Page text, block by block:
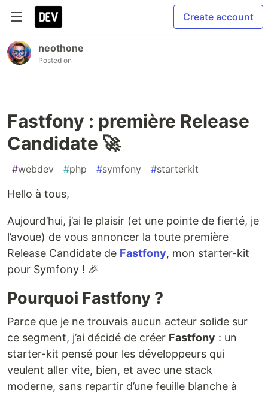
Create account
neothone
Posted on
Fastfony : première Release
Candidate 🚀
#webdev #php #symfony #starterkit
Hello à tous,
Aujourd’hui, j’ai le plaisir (et une pointe de fierté, je
l’avoue) de vous annoncer la toute première
Release Candidate de Fastfony, mon starter-kit
pour Symfony ! 🎉
Pourquoi Fastfony ?
Parce que je ne trouvais aucun acteur solide sur
ce segment, j’ai décidé de créer Fastfony : un
starter-kit pensé pour les développeurs qui
veulent aller vite, bien, et avec une stack
moderne, sans repartir d’une feuille blanche à